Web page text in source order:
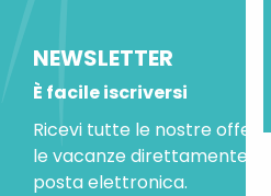
NEWSLETTER
È facile iscriversi
Ricevi tutte le nostre
le vacanze direttamente
posta elettronica.